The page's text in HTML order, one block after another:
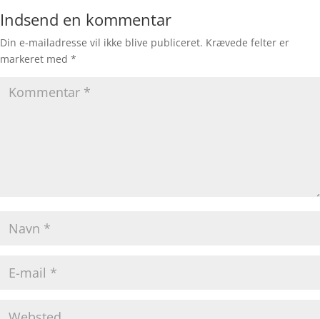
Indsend en kommentar
Din e-mailadresse vil ikke blive publiceret. Krævede felter er
markeret med *